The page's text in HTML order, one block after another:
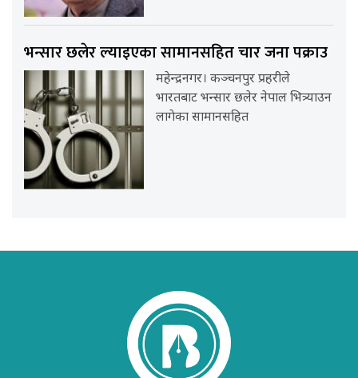
भन्सार छलेर ल्याइएका सामानसहित चार जना पक्राउ
महेन्द्रनगर। कञ्चनपुर प्रहरीले
भारतबाट भन्सार छलेर नेपाल भित्र्याउन
लागेका सामानसहित